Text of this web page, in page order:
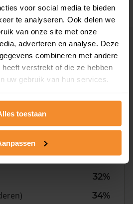
voor social media te bieden
te analyseren. Ook delen we
van onze site met onze
adverteren en analyse. Deze
combineren met andere
verstrekt of die ze hebben
uw gebruik van hun services.
toestaan
32%
34%